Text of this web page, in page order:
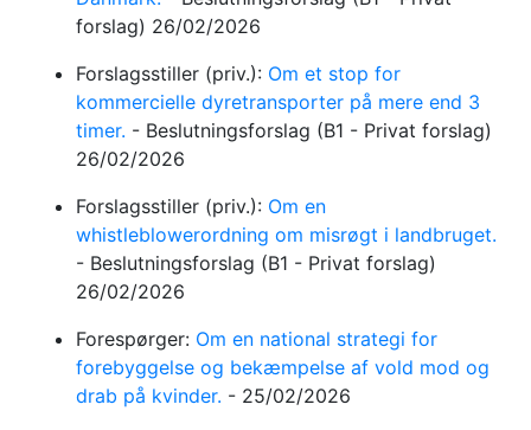
forslag) 26/02/2026
Forslagsstiller (priv.): Om et stop for
kommercielle dyretransporter på mere end 3
timer. - Beslutningsforslag (B1 - Privat forslag)
26/02/2026
Forslagsstiller (priv.): Om en
whistleblowerordning om misrøgt i landbruget.
- Beslutningsforslag (B1 - Privat forslag)
26/02/2026
Forespørger: Om en national strategi for
forebyggelse og bekæmpelse af vold mod og
drab på kvinder. - 25/02/2026